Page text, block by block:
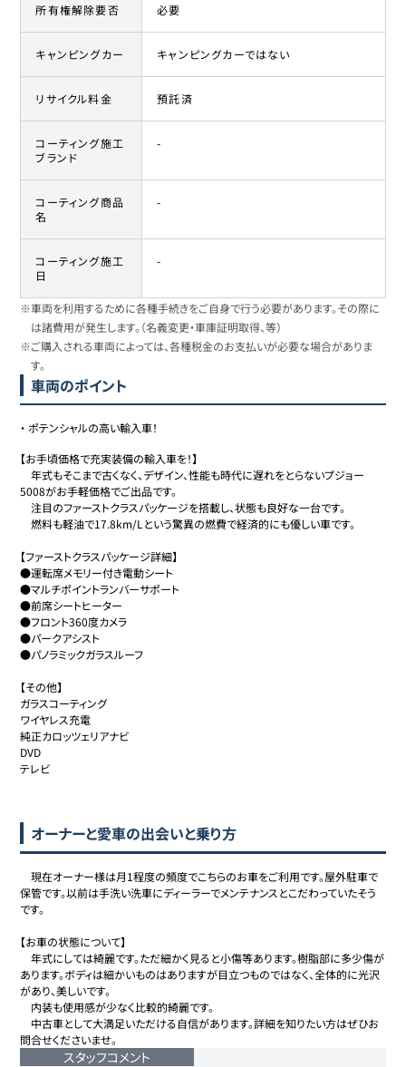
プジョー
36
所有権解除要否 必要
キャンピングカー キャンピングカーではない
リサイクル料金 預託済
コーティング施工
ブランド
-
コーティング商品
名
-
コーティング施工
日
-
※車両を利用するために各種手続きをご自身で行う必要があります。その際に
は諸費用が発生します。（名義変更・車庫証明取得、等）
※ご購入される車両によっては、各種税金のお支払いが必要な場合がありま
す。
車両のポイント
・ ポテンシャルの高い輸入車！
【お手頃価格で充実装備の輸入車を！】
年式もそこまで古くなく、デザイン、性能も時代に遅れをとらないプジョー
5008がお手軽価格でご出品です。
注目のファーストクラスパッケージを搭載し、状態も良好な一台です。
燃料も軽油で17.8km/Lという驚異の燃費で経済的にも優しい車です。
【ファーストクラスパッケージ詳細】
●運転席メモリー付き電動シート
●マルチポイントランバーサポート
●前席シートヒーター
●フロント360度カメラ
●パークアシスト
●パノラミックガラスルーフ
【その他】
ガラスコーティング
ワイヤレス充電
純正カロッツェリアナビ
DVD
テレビ
オーナーと愛車の出会いと乗り方
現在オーナー様は月1程度の頻度でこちらのお車をご利用です。屋外駐車で
保管です。以前は手洗い洗車にディーラーでメンテナンスとこだわっていたそう
です。
【お車の状態について】
年式にしては綺麗です。ただ細かく見ると小傷等あります。樹脂部に多少傷が
あります。ボディは細かいものはありますが目立つものではなく、全体的に光沢
があり、美しいです。
内装も使用感が少なく比較的綺麗です。
中古車として大満足いただける自信があります。詳細を知りたい方はぜひお
問合せくださいませ。
スタッフコメント